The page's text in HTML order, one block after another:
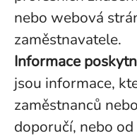
nebo webová
zaměstnavatele.
Informace
jsou informace,
zaměstnanců
doporučí, nebo